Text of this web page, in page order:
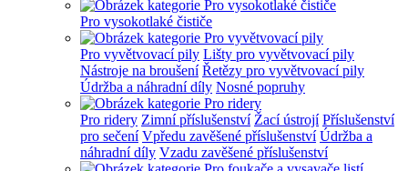
Pro vysokotlaké čističe
Pro vyvětvovací pily Lišty pro vyvětvovací pily
Nástroje na broušení Řetězy pro vyvětvovací pily
Údržba a náhradní díly Nosné popruhy
Pro ridery Zimní příslušenství Žací ústrojí Příslušenství
pro sečení Vpředu zavěšené příslušenství Údržba a
náhradní díly Vzadu zavěšené příslušenství